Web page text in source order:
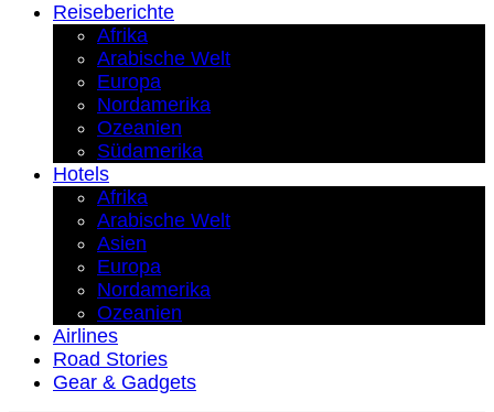
Reiseberichte
Afrika
Arabische Welt
Europa
Nordamerika
Ozeanien
Südamerika
Hotels
Afrika
Arabische Welt
Asien
Europa
Nordamerika
Ozeanien
Airlines
Road Stories
Gear & Gadgets